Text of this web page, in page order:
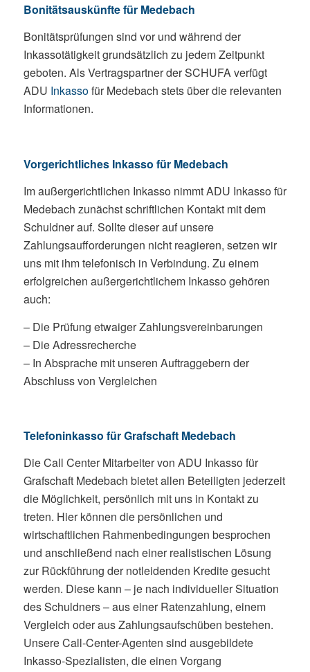
Bonitätsauskünfte für Medebach
Bonitätsprüfungen sind vor und während der
Inkassotätigkeit grundsätzlich zu jedem Zeitpunkt
geboten. Als Vertragspartner der SCHUFA verfügt
ADU Inkassofür Medebach stets über die relevanten
Informationen.
Vorgerichtliches Inkasso für Medebach
Im außergerichtlichen Inkasso nimmt ADU Inkasso für
Medebach zunächst schriftlichen Kontakt mit dem
Schuldner auf. Sollte dieser auf unsere
Zahlungsaufforderungen nicht reagieren, setzen wir
uns mit ihm telefonisch in Verbindung. Zu einem
erfolgreichen außergerichtlichem Inkasso gehören
auch:
– Die Prüfung etwaiger Zahlungsvereinbarungen
– Die Adressrecherche
– In Absprache mit unseren Auftraggebern der
Abschluss von Vergleichen
Telefoninkasso für Grafschaft Medebach
Die Call Center Mitarbeiter von ADU Inkasso für
Grafschaft Medebach bietet allen Beteiligten jederzeit
die Möglichkeit, persönlich mit uns in Kontakt zu
treten. Hier können die persönlichen und
wirtschaftlichen Rahmenbedingungen besprochen
und anschließend nach einer realistischen Lösung
zur Rückführung der notleidenden Kredite gesucht
werden. Diese kann – je nach individueller Situation
des Schuldners – aus einer Ratenzahlung, einem
Vergleich oder aus Zahlungsaufschüben bestehen.
Unsere Call-Center-Agenten sind ausgebildete
Inkasso-Spezialisten, die einen Vorgang